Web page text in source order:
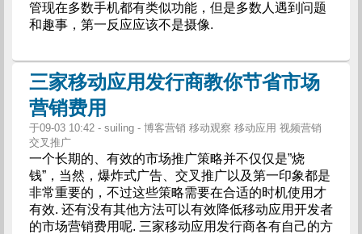
管现在多数手机都有类似功能，但是多数人遇到问题
和趣事，第一反应应该不是摄像.
三家移动应用发行商教你节省市场
营销费用
于09-03 10:42 - suiling - 博客营销 移动观察 移动应用 视频营销
交叉推广
一个长期的、有效的市场推广策略并不仅仅是”烧
钱”，当然，爆炸式广告、交叉推广以及第一印象都是
非常重要的，不过这些策略需要在合适的时机使用才
有效. 还有没有其他方法可以有效降低移动应用开发者
的市场营销费用呢. 三家移动应用发行商各有自己的方